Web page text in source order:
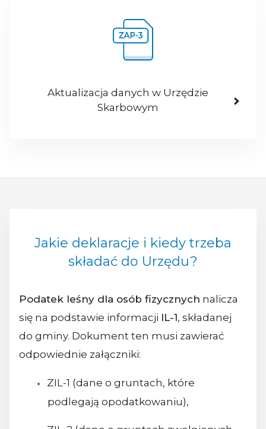
Aktualizacja danych w Urzędzie
Skarbowym
Jakie deklaracje i kiedy trzeba
składać do Urzędu?
Podatek leśny dla osób fizycznych nalicza
się na podstawie informacji IL-1, składanej
do gminy. Dokument ten musi zawierać
odpowiednie załączniki:
ZIL-1 (dane o gruntach, które
podlegają opodatkowaniu),